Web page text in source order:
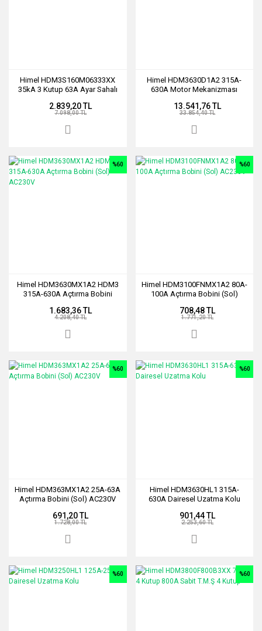
Himel HDM3S160M06333XX
35kA 3 Kutup 63A Ayar Sahalı
2.839,20 TL
7.098,00 TL
Himel HDM3630D1A2 315A-
630A Motor Mekanizması
13.541,76 TL
33.854,40 TL
Himel HDM3630MX1A2 HDM3
315A-630A Açtırma Bobini
%60
1.683,36 TL
4.208,40 TL
Himel HDM3100FNMX1A2 80A-
100A Açtırma Bobini (Sol)
%60
708,48 TL
1.771,20 TL
Himel HDM363MX1A2 25A-63A
Açtırma Bobini (Sol) AC230V
%60
691,20 TL
1.728,00 TL
Himel HDM3630HL1 315A-
630A Dairesel Uzatma Kolu
%60
901,44 TL
2.253,60 TL
%60 %60